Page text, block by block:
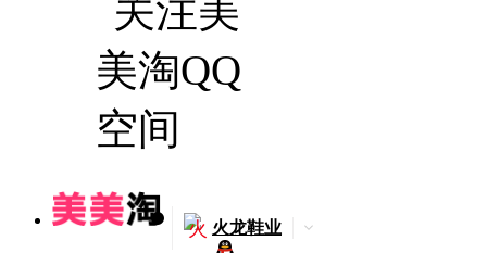
火 火龙鞋业